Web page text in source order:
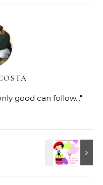
good can follow..."